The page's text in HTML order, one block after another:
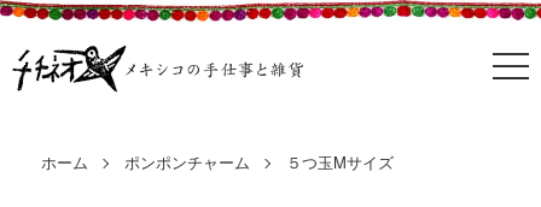
ホーム ポンポンチャーム ５つ玉Mサイズ